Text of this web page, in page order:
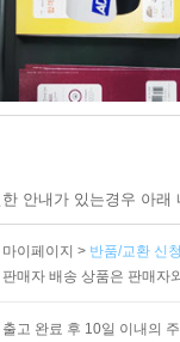
안내가 있는경우 아
마이페이지 > 반품/교환 신
판매자 배송 상품은 판매자
출고 완료 후 10일 이내의